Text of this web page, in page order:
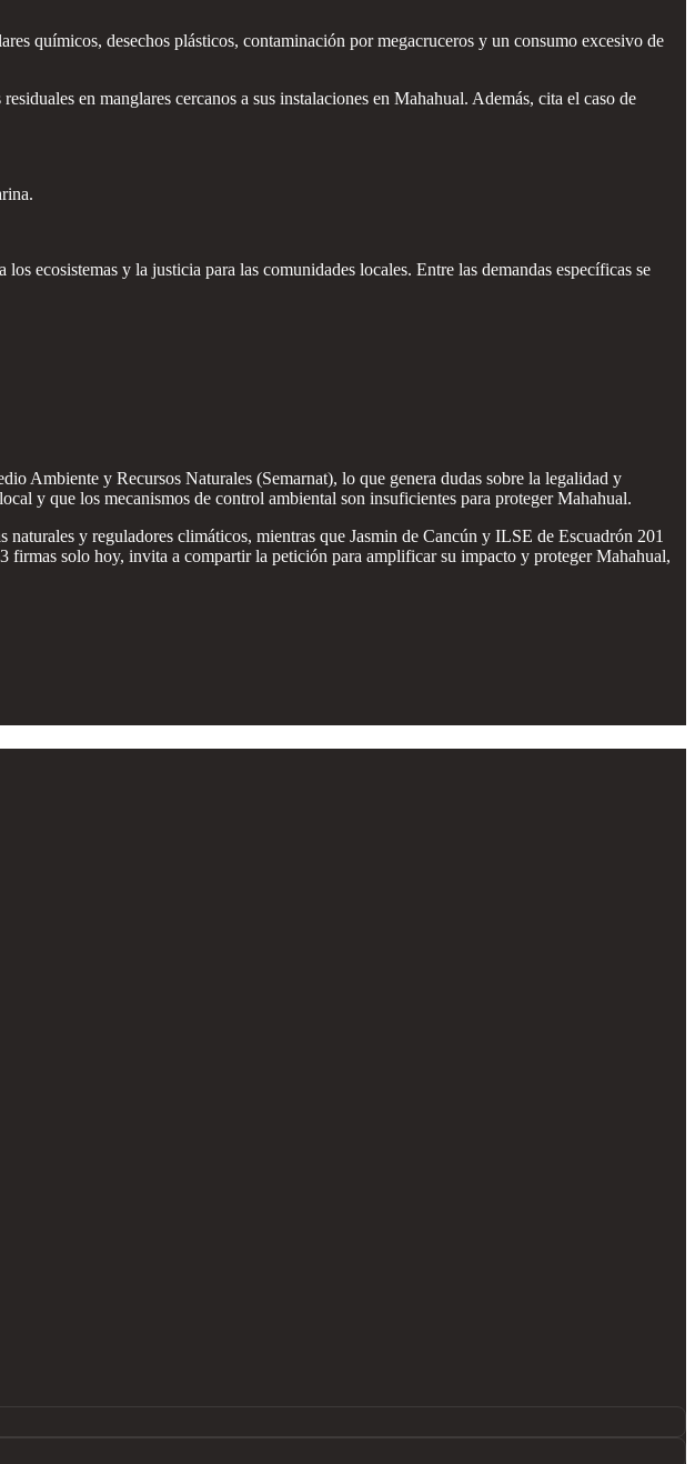
químicos, desechos plásticos, contaminación por megacruceros y un consumo excesivo de
en manglares cercanos a sus instalaciones en Mahahual. Además, cita el caso de
ecosistemas y la justicia para las comunidades locales. Entre las demandas específicas se
Ambiente y Recursos Naturales (Semarnat), lo que genera dudas sobre la legalidad y
y que los mecanismos de control ambiental son insuficientes para proteger Mahahual.
y reguladores climáticos, mientras que Jasmin de Cancún y ILSE de Escuadrón 201
firmas solo hoy, invita a compartir la petición para amplificar su impacto y proteger Mahahual,